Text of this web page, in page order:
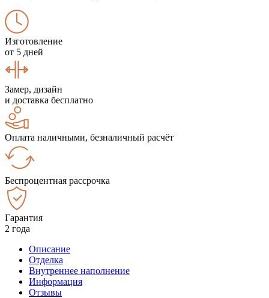
Изготовление
от 5 дней
Замер, дизайн
и доставка бесплатно
Оплата наличными, безналичный расчёт
Беспроцентная рассрочка
Гарантия
2 года
Описание
Отделка
Внутреннее наполнение
Информация
Отзывы